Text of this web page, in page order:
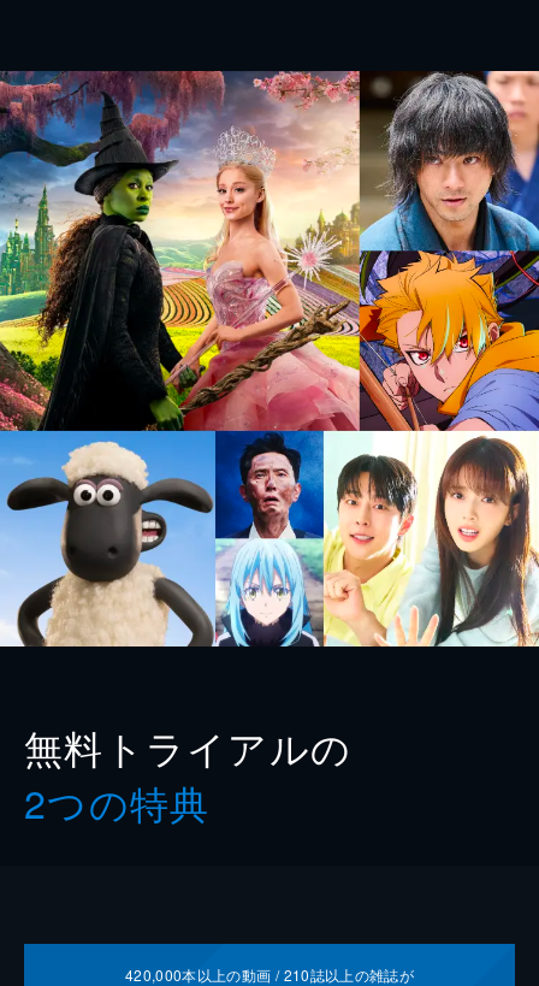
無料トライアルの
2つの特典
420,000本以上の動画 /210誌以上の雑誌が